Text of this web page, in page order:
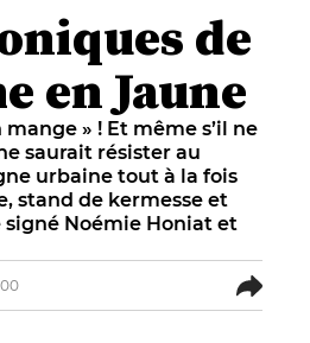
de
en Jaune
» ! Et même s’il ne
saurait résister au
urbaine tout à la fois
stand de kermesse et
Noémie Honiat et